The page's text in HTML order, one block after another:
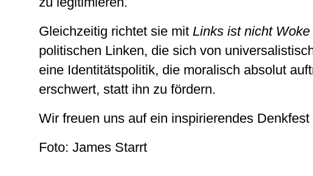
Gleichzeitig richtet sie mit Links ist nicht Woke
politischen Linken, die sich von
eine Identitätspolitik, die moralisch absolut
erschwert, statt ihn zu fördern.
Wir freuen uns auf ein inspirierendes
Foto: James Starrt